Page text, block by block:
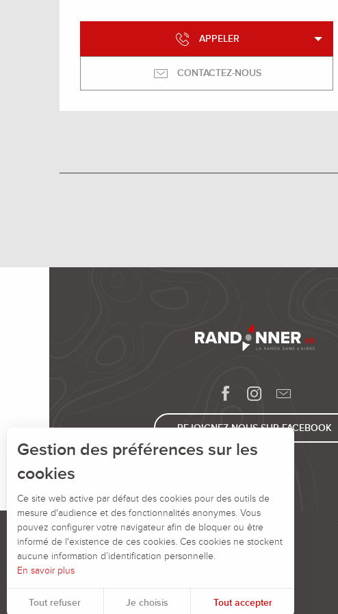
APPELER
CONTACTEZ-NOUS
REJOIGNEZ-NOUS SUR FACEBOOK
Gestion des préférences sur les
cookies
Ce site web active par défaut des cookies pour des outils de
mesure d'audience et des fonctionnalités anonymes. Vous
pouvez configurer votre navigateur afin de bloquer ou être
informé de l'existence de ces cookies. Ces cookies ne stockent
aucune information d’identification personnelle.
En savoir plus
Tout refuser Je choisis Tout accepter